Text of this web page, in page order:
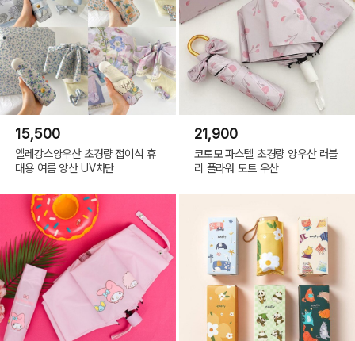
15,500
엘레강스양우산 초경량 접이식 휴
대용 여름 양산 UV차단
21,900
코토모 파스텔 초경량 양우산 러블
리 플라워 도트 우산